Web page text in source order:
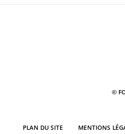
©
PLAN DU SITE MENTIONS